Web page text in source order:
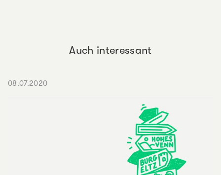
Auch interessant
08.07.2020